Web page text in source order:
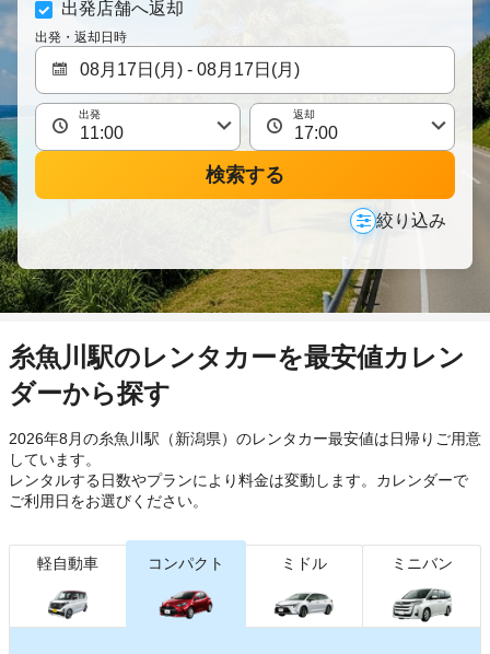
出発店舗へ返却
出発・返却日時
出発 返却
検索する
絞り込み
糸魚川駅のレンタカーを最安値カレン
ダーから探す
2026年8月の糸魚川駅（新潟県）のレンタカー最安値は日帰り ご用意
しています。
レンタルする日数やプランにより料金は変動します。カレンダーで
ご利用日をお選びください。
軽自動車 コンパクト ミドル ミニバン